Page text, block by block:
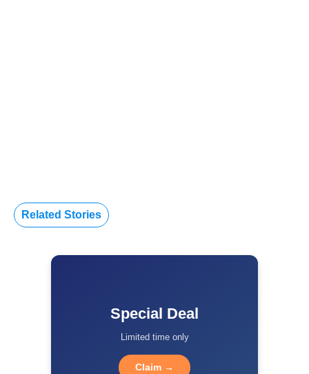
Related Stories
Special Deal
Limited time only
Claim →